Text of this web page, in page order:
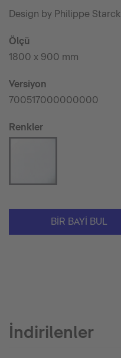
Design by Philippe Starck
Ölçü
1800 x 900 mm
Versiyon
700517000000000
Renkler
BIR BAYI BUL
İndirilenler